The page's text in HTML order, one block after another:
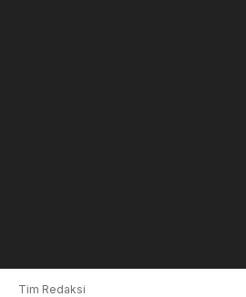
Tim Redaksi